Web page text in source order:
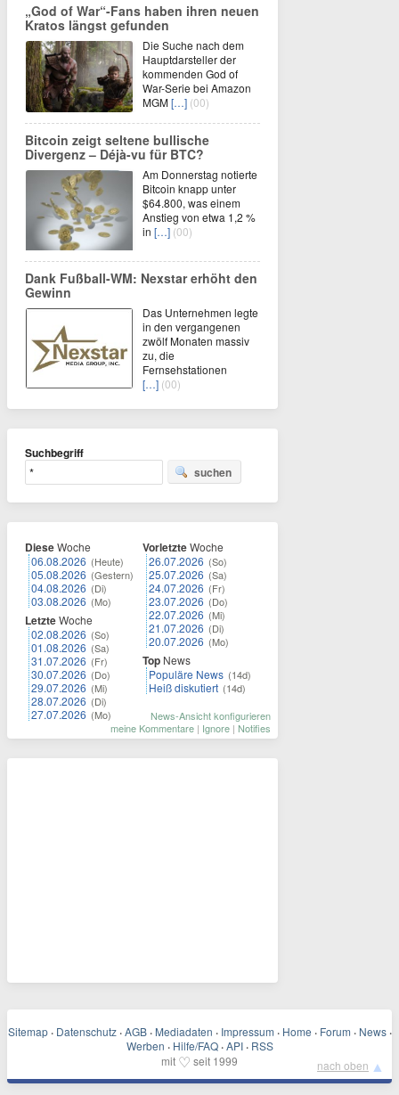
„God of War“-Fans haben ihren neuen
Kratos längst gefunden
Die Suche nach dem
Hauptdarsteller der
kommenden God of
War-Serie bei Amazon
MGM[…] (00)
Bitcoin zeigt seltene bullische
Divergenz – Déjà-vu für BTC?
Am Donnerstag notierte
Bitcoin knapp unter
$64.800, was einem
Anstieg von etwa 1,2 %
in […] (00)
Dank Fußball-WM: Nexstar erhöht den
Gewinn
Das Unternehmen legte
in den vergangenen
zwölf Monaten massiv
zu, die
Fernsehstationen
[…] (00)
Suchbegriff
suchen
DieseWoche
06.08.2026 (Heute)
05.08.2026 (Gestern)
04.08.2026 (Di)
03.08.2026 (Mo)
LetzteWoche
02.08.2026 (So)
01.08.2026 (Sa)
31.07.2026 (Fr)
30.07.2026 (Do)
29.07.2026 (Mi)
28.07.2026 (Di)
27.07.2026 (Mo)
VorletzteWoche
26.07.2026 (So)
25.07.2026 (Sa)
24.07.2026 (Fr)
23.07.2026 (Do)
22.07.2026 (Mi)
21.07.2026 (Di)
20.07.2026 (Mo)
Top News
Populäre News (14d)
Heiß diskutiert (14d)
News-Ansicht konfigurieren
meine Kommentare | Ignore | Notifies
Sitemap · Datenschutz · AGB · Mediadaten · Impressum · Home · Forum · News ·
Werben · Hilfe/FAQ · API · RSS
mit ♡ seit 1999 nach oben ▲